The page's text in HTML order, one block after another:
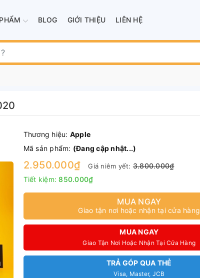
BLOG GIỚI THIỆU LIÊN HỆ
Thương hiệu: Apple
Mã sản phẩm: (Đang cập nhật...)
2.950.000₫ Giá niêm yết: 3.800.000₫
Tiết kiệm:850.000₫
MUA NGAY
Giao tận nơi hoặc nhận tại cửa hàng
MUA NGAY
Giao Tận Nơi Hoặc Nhận Tại Cửa Hàng
TRẢ GÓP QUA THẺ
Visa, Master, JCB